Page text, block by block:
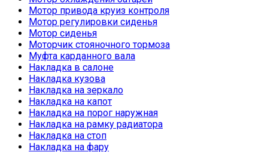
Мотор привода круиз контроля
Мотор регулировки сиденья
Мотор сиденья
Моторчик стояночного тормоза
Муфта карданного вала
Накладка в салоне
Накладка кузова
Накладка на зеркало
Накладка на капот
Накладка на порог наружная
Накладка на рамку радиатора
Накладка на стоп
Накладка на фару